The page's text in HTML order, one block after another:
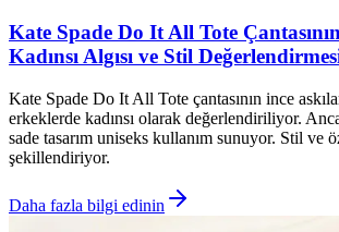
Kate Spade Do It All Tote
Kadınsı Algısı ve Stil
Kate Spade Do It All Tote çantasının ince
erkeklerde kadınsı olarak değerlendiriliyor.
sade tasarım uniseks kullanım sunuyor. Stil ve
şekillendiriyor.
Daha fazla bilgi edinin